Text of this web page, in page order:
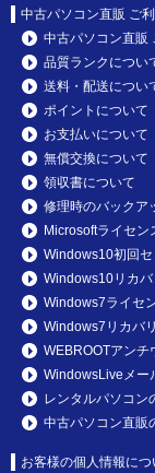
中古パソコン直販 ご
中古パソコン直販
品質ランクについ
送料・配送につい
ポイントについて
お支払いについて
無償交換について
領収書について
修理時のバックア
Microsoftライセン
Windows10初回
Windows10リカバ
Windows7ライセ
Windows7リカバ
WEBROOTアン
WindowsLiveメー
レンタルパソコン
中古パソコン直販
お客様の個人情報につ